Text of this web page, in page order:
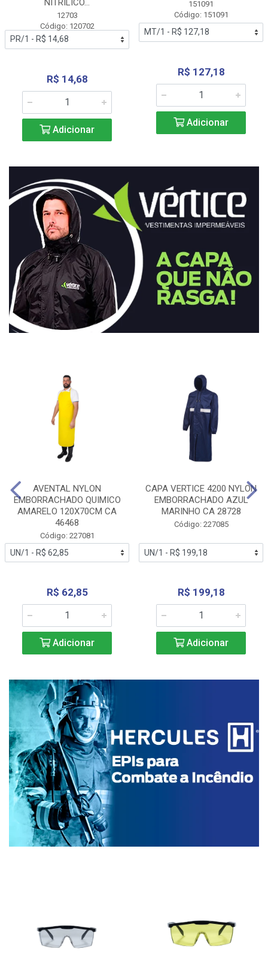
NITRÍLICO...
12703
Código: 120702
R$ 14,68
Adicionar
151091
Código: 151091
R$ 127,18
Adicionar
AVENTAL NYLON
EMBORRACHADO QUIMICO
AMARELO 120X70CM CA
46468
Código: 227081
R$ 62,85
Adicionar
CAPA VERTICE 4200 NYLON
EMBORRACHADO AZUL
MARINHO CA 28728
Código: 227085
R$ 199,18
Adicionar